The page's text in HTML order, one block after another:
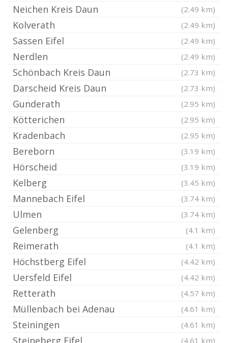
Neichen Kreis Daun (2.49 km)
Kolverath (2.49 km)
Sassen Eifel (2.49 km)
Nerdlen (2.49 km)
Schönbach Kreis Daun (2.73 km)
Darscheid Kreis Daun (2.73 km)
Gunderath (2.95 km)
Kötterichen (2.95 km)
Kradenbach (2.95 km)
Bereborn (3.19 km)
Hörscheid (3.19 km)
Kelberg (3.45 km)
Mannebach Eifel (3.74 km)
Ulmen (3.74 km)
Gelenberg (4.1 km)
Reimerath (4.1 km)
Höchstberg Eifel (4.42 km)
Uersfeld Eifel (4.42 km)
Retterath (4.57 km)
Müllenbach bei Adenau (4.61 km)
Steiningen (4.61 km)
Steineberg Eifel (4.61 km)